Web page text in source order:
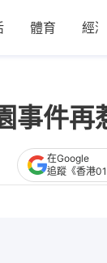
體育 經濟
事件再
在Google
追蹤《香港01